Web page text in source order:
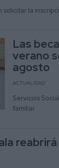
solicitar la
Las
verano
agosto
ACTUALIDAD
Servicios
familiar